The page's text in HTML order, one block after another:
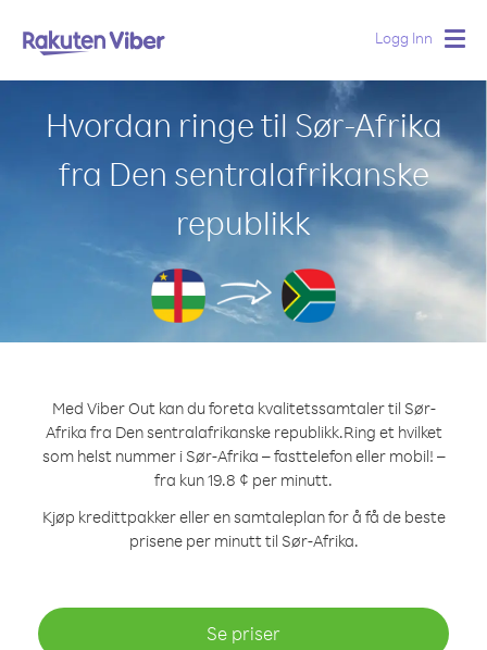
Logg Inn
Hvordan ringe til Sør-Afrika
fra Den sentralafrikanske
republikk
Med Viber Out kan du foreta kvalitetssamtaler til Sør-
Afrika fra Den sentralafrikanske republikk.Ring et hvilket
som helst nummer i Sør-Afrika – fasttelefon eller mobil! –
fra kun 19.8 ¢ per minutt.
Kjøp kredittpakker eller en samtaleplan for å få de beste
prisene per minutt til Sør-Afrika.
Se priser